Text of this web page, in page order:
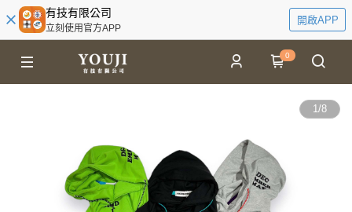
有技有限公司
立刻使用官方APP
開啟APP
0
1/8